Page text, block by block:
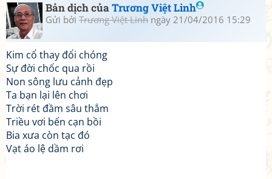
Bản dịch củaTrương Việt Linh
Gửi bởi Trương Việt Linh ngày 21/04/2016 15:29
Kim cổ thay đổi chóng
Sự đời chốc qua rồi
Non sông lưu cảnh đẹp
Ta bạn lại lên chơi
Trời rét đầm sâu thẳm
Triều vơi bến cạn bồi
Bia xưa còn tạc đó
Vạt áo lệ dầm rơi